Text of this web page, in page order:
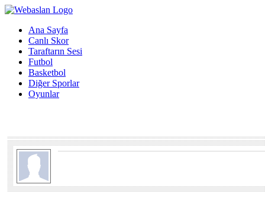
Ana Sayfa
Canlı Skor
Taraftarın Sesi
Futbol
Basketbol
Diğer Sporlar
Oyunlar